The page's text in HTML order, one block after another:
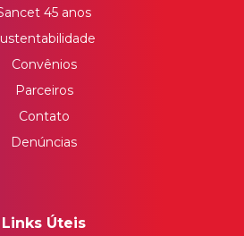
45 anos
Convênios
Parceiros
Contato
Denúncias
Links Úteis